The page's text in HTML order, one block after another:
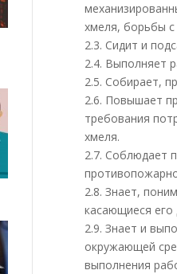
хмеля, борьбы
2.3. Сидит и
2.4. Выполняет
2.5. Собирает,
2.6. Повышает
требования
хмеля.
2.7. Соблюдает
2.8. Знает,
касающиеся его
2.9. Знает и
окружающей
выполнения